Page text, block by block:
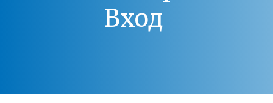
Вход